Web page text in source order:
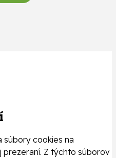
súbory cookies na
prezeraní. Z týchto súborov